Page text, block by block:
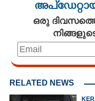
ഒരു
RELATED NEWS